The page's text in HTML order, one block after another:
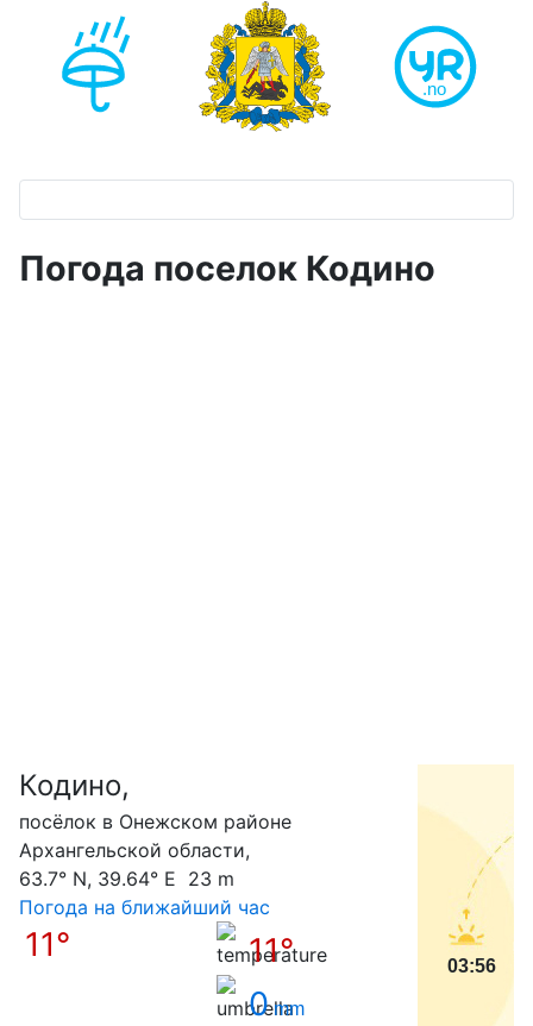
Погода поселок Кодино
Кодино,
посёлок в Онежском районе
Архангельской области,
63.7° N, 39.64° E 23 m
Погода на ближайший час
11°
11°
0mm
03:56